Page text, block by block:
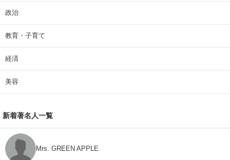
政治
教育・子育て
経済
美容
新着著名人一覧
Mrs. GREEN APPLE